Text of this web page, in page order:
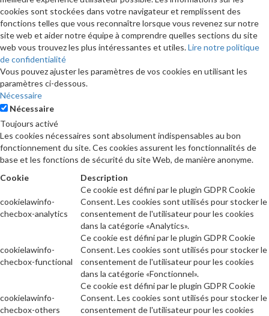
cookies sont stockées dans votre navigateur et remplissent des
fonctions telles que vous reconnaître lorsque vous revenez sur notre
site web et aider notre équipe à comprendre quelles sections du site
web vous trouvez les plus intéressantes et utiles.Lire notre politique
de confidentialité
Vous pouvez ajuster les paramètres de vos cookies en utilisant les
paramètres ci-dessous.
Nécessaire
Nécessaire
Toujours activé
Les cookies nécessaires sont absolument indispensables au bon
fonctionnement du site. Ces cookies assurent les fonctionnalités de
base et les fonctions de sécurité du site Web, de manière anonyme.
Cookie
Description
cookielawinfo-
checbox-analytics
Ce cookie est défini par le plugin GDPR Cookie
Consent. Les cookies sont utilisés pour stocker le
consentement de l'utilisateur pour les cookies
dans la catégorie «Analytics».
cookielawinfo-
checbox-functional
Ce cookie est défini par le plugin GDPR Cookie
Consent. Les cookies sont utilisés pour stocker le
consentement de l'utilisateur pour les cookies
dans la catégorie «Fonctionnel».
cookielawinfo-
checbox-others
Ce cookie est défini par le plugin GDPR Cookie
Consent. Les cookies sont utilisés pour stocker le
consentement de l'utilisateur pour les cookies